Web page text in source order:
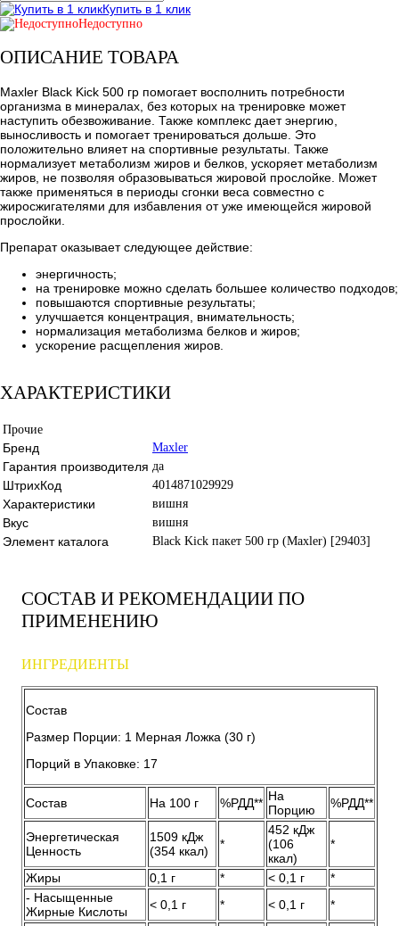
Купить в 1 клик
Недоступно
ОПИСАНИЕ ТОВАРА
Maxler Black Kick 500 гр помогает восполнить потребности
организма в минералах, без которых на тренировке может
наступить обезвоживание. Также комплекс дает энергию,
выносливость и помогает тренироваться дольше. Это
положительно влияет на спортивные результаты. Также
нормализует метаболизм жиров и белков, ускоряет метаболизм
жиров, не позволяя образовываться жировой прослойке. Может
также применяться в периоды сгонки веса совместно с
жиросжигателями для избавления от уже имеющейся жировой
прослойки.
Препарат оказывает следующее действие:
энергичность;
на тренировке можно сделать большее количество подходов;
повышаются спортивные результаты;
улучшается концентрация, внимательность;
нормализация метаболизма белков и жиров;
ускорение расщепления жиров.
ХАРАКТЕРИСТИКИ
Прочие
Бренд Maxler
Гарантия производителя да
ШтрихКод 4014871029929
Характеристики вишня
Вкус вишня
Элемент каталога Black Kick пакет 500 гр (Maxler) [29403]
СОСТАВ И РЕКОМЕНДАЦИИ ПО
ПРИМЕНЕНИЮ
ИНГРЕДИЕНТЫ
Состав
Размер Порции: 1 Мерная Ложка (30 г)
Порций в Упаковке: 17
Состав На 100 г %РДД** На
Порцию
%РДД**
Энергетическая
Ценность
1509 кДж
(354 ккал)
*
452 кДж
(106
ккал)
*
Жиры 0,1 г * < 0,1 г
*
- Насыщенные
Жирные Кислоты
< 0,1 г * < 0,1 г
*